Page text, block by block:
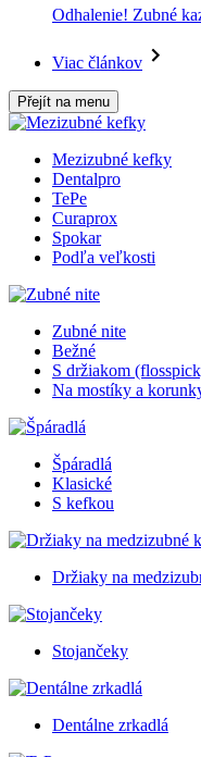
Odhalenie! Zubné
Viac článkov
Přejít na menu
Mezizubné kefky
Dentalpro
TePe
Curaprox
Spokar
Podľa veľkosti
Zubné nite
Bežné
S držiakom
Na mostíky a
Špáradlá
Klasické
S kefkou
Držiaky na
Stojančeky
Dentálne zrkadlá